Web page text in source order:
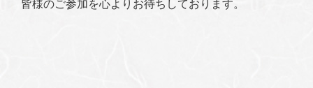
皆様のご参加を心よりお待ちしております。